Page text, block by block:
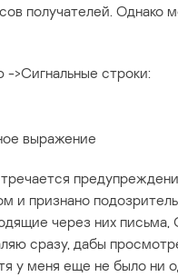
получателей. Однако
->Сигнальные строки:
выражение
и признано
через них
сразу, дабы
у меня еще не было ни